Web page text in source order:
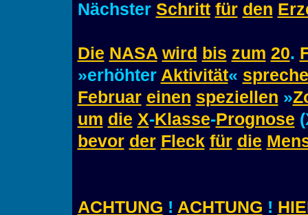
Nächster Schritt für den
Die NASA wird bis zum 20.
»erhöhter Aktivität«
Februar einen speziellen »
um die X-Klasse-Prognose
bevor der Fleck für die
ACHTUNG ! ACHTUNG !